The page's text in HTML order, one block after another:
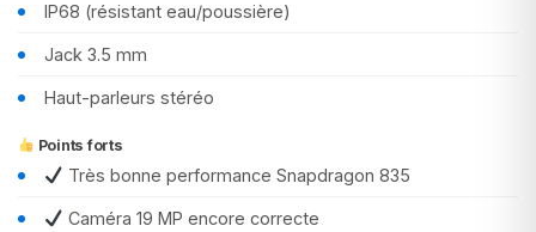
IP68 (résistant eau/poussière)
Jack 3.5 mm
Haut-parleurs stéréo
Points forts
Très bonne performance Snapdragon 835
Caméra 19 MP encore correcte